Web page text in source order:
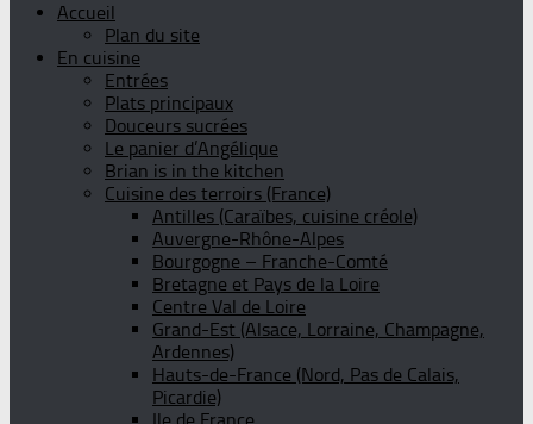
Accueil
Plan du site
En cuisine
Entrées
Plats principaux
Douceurs sucrées
Le panier d’Angélique
Brian is in the kitchen
Cuisine des terroirs (France)
Antilles (Caraïbes, cuisine créole)
Auvergne-Rhône-Alpes
Bourgogne – Franche-Comté
Bretagne et Pays de la Loire
Centre Val de Loire
Grand-Est (Alsace, Lorraine, Champagne,
Ardennes)
Hauts-de-France (Nord, Pas de Calais,
Picardie)